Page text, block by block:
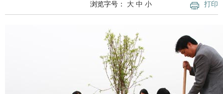
打印
浏览字号： 大 中 小